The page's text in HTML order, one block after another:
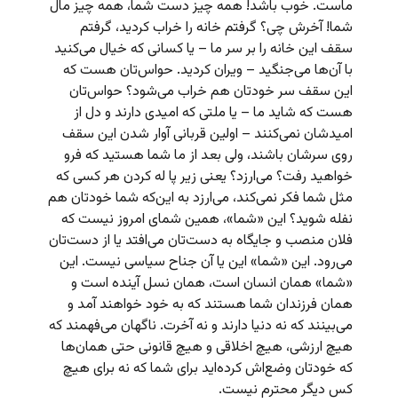
ماست. خوب باشد!‌ همه چیز دست شما، همه چیز مال
شما! آخرش چی؟ گرفتم خانه‌ را خراب کردید، گرفتم
سقف این خانه را بر سر ما – یا کسانی که خیال می‌کنید
با آن‌ها می‌جنگید – ویران کردید. حواس‌تان هست که
این سقف سر خودتان هم خراب می‌شود؟ حواس‌تان
هست که شاید ما – یا ملتی که امیدی دارند و دل از
امیدشان نمی‌کنند – اولین قربانی آوار شدن این سقف
روی سرشان باشند، ولی بعد از ما شما هستید که فرو
خواهید رفت؟ می‌ارزد؟ یعنی زیر پا له کردن هر کسی که
مثل شما فکر نمی‌کند، می‌ارزد به این‌که شما خودتان هم
نفله شوید؟ این «شما»، همین شمای امروز نیست که
فلان منصب و جایگاه به دست‌تان می‌افتد یا از دست‌تان
می‌رود. این «شما» این یا آن جناح سیاسی نیست. این
«شما» همان انسان است، همان نسل آینده است و
همان فرزندان شما هستند که به خود خواهند آمد و
می‌بینند که نه دنیا دارند و نه آخرت. ناگهان می‌فهمند که
هیچ ارزشی، هیچ اخلاقی و هیچ قانونی حتی همان‌ها
که خودتان وضع‌اش کرده‌اید برای شما که نه برای هیچ
کس دیگر محترم نیست.